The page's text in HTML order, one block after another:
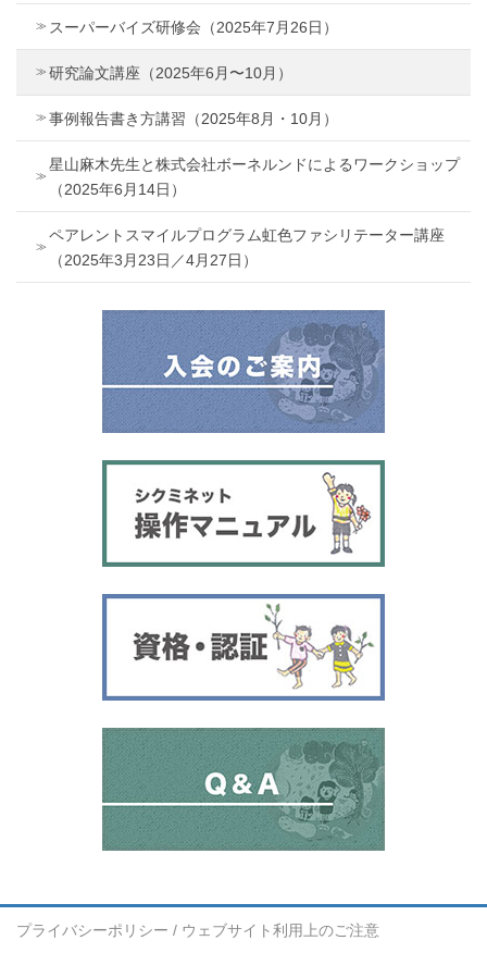
スーパーバイズ研修会（2025年7月26日）
研究論文講座（2025年6月〜10月）
事例報告書き方講習（2025年8月・10月）
星山麻木先生と株式会社ボーネルンドによるワークショップ
（2025年6月14日）
ペアレントスマイルプログラム虹色ファシリテーター講座
（2025年3月23日／4月27日）
プライバシーポリシー / ウェブサイト利用上のご注意